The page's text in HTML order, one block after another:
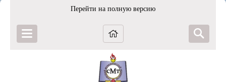
Перейти на полную версию